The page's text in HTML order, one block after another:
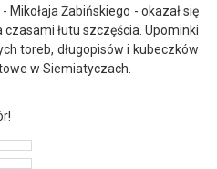
Żabińskiego - okazał się
czasami łutu szczęścia. Upominki
toreb, długopisów i kubeczków
w Siemiatyczach.